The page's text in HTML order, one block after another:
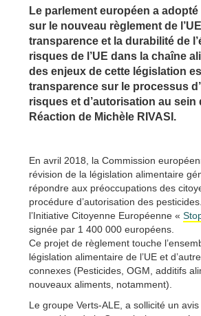
Le parlement européen a
sur le nouveau règlement de
transparence et la durabilité de
risques de l’UE dans la chaîne
des enjeux de cette législation
transparence sur le processus
risques et d’autorisation au sein
Réaction de Michèle RIVASI.
En avril 2018, la Commission
révision de la législation alimentaire
répondre aux préoccupations des
procédure d’autorisation des
l’Initiative Citoyenne Européenne «
signée par 1 400 000 européens.
Ce projet de règlement touche
législation alimentaire de l’UE et
connexes (Pesticides, OGM, additifs
nouveaux aliments, notamment).
Le groupe Verts-ALE, a sollicité un